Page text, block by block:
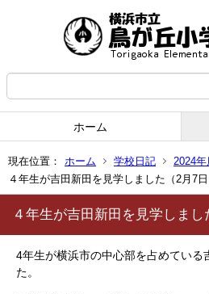
ホーム
現在位置： ホーム 学校日記
2024年
４年生が吉田新田を見学しました（2月7日
４年生が吉田新田を見学しまし
4年生が横浜市の中心部を占めている
た。